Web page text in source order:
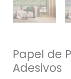
Papel de
Adesivos